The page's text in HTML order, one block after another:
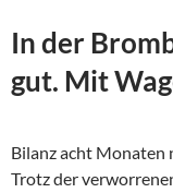
In der
gut. Mit
Bilanz acht Monaten
Trotz der